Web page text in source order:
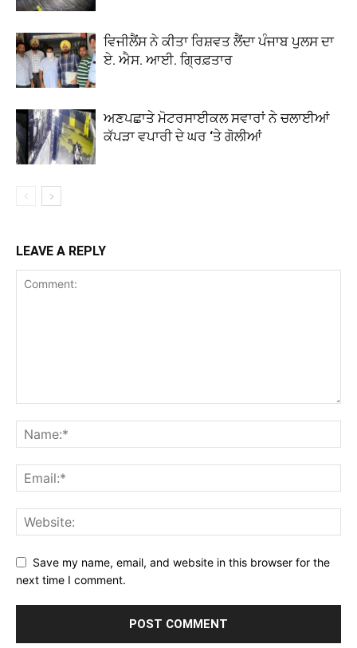
ਵਿਜੀਲੈਂਸ ਨੇ ਕੀਤਾ ਰਿਸ਼ਵਤ ਲੈਂਦਾ ਪੰਜਾਬ ਪੁਲਸ ਦਾ
ਏ. ਐਸ. ਆਈ. ਗ੍ਰਿਫ਼ਤਾਰ
ਅਣਪਛਾਤੇ ਮੋਟਰਸਾਈਕਲ ਸਵਾਰਾਂ ਨੇ ਚਲਾਈਆਂ
ਕੱਪੜਾ ਵਪਾਰੀ ਦੇ ਘਰ ‘ਤੇ ਗੋਲੀਆਂ
LEAVE A REPLY
Save my name, email, and website in this browser for the
next time I comment.